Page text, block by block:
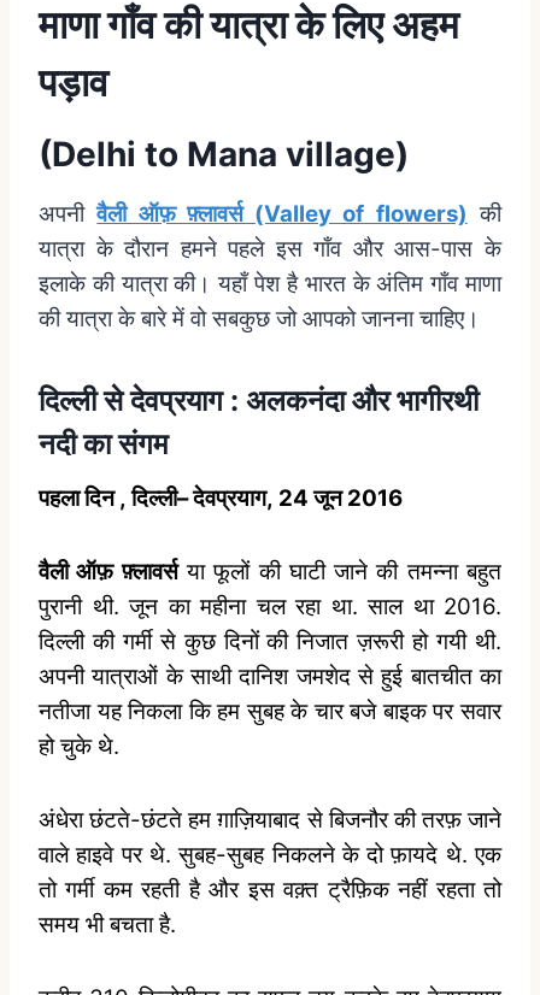
माणा गाँव की यात्रा के लिए अहम
पड़ाव
(Delhi to Mana village)
अपनीवैली ऑफ़ फ़्लावर्स (Valley of flowers) की
यात्रा के दौरान हमने पहले इस गाँव और आस-पास के
इलाके की यात्रा की। यहाँ पेश है भारत के अंतिम गाँव माणा
की यात्रा के बारे में वो सबकुछ जो आपको जानना चाहिए।
दिल्ली से देवप्रयाग : अलकनंदा और भागीरथी
नदी का संगम
पहलादिन,दिल्ली–देवप्रयाग, 24जून2016
वैली ऑफ़ फ़्लावर्सया फूलों की घाटी जाने की तमन्ना बहुत
पुरानी थी. जून का महीना चल रहा था. साल था 2016.
दिल्ली की गर्मी से कुछ दिनों की निजात ज़रूरी हो गयी थी.
अपनी यात्राओं के साथी दानिश जमशेद से हुई बातचीत का
नतीजा यह निकला कि हम सुबह के चार बजे बाइक पर सवार
हो चुके थे.
अंधेरा छंटते-छंटते हम ग़ाज़ियाबाद से बिजनौर की तरफ़ जाने
वाले हाइवे पर थे. सुबह-सुबह निकलने के दो फ़ायदे थे. एक
तो गर्मी कम रहती है और इस वक़्त ट्रैफ़िक नहीं रहता तो
समय भी बचता है.